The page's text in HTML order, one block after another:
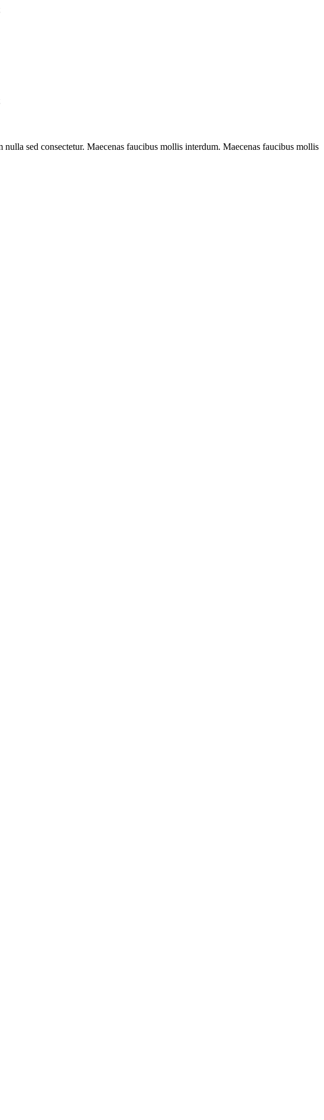
sed consectetur. Maecenas faucibus mollis interdum. Maecenas faucibus mollis